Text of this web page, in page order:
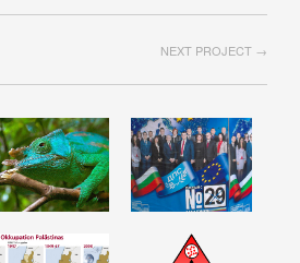
NEXT PROJECT →